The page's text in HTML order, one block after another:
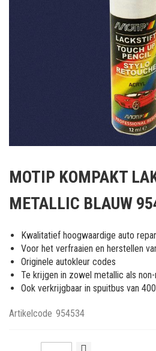
het
van
afbeeldingen-
gallerij
MOTIP KOMPAKT
METALLIC BLAUW
Kwalitatief hoogwaardige auto
Voor het verfraaien en herstellen
Originele autokleur codes
Te krijgen in zowel metallic als
Ook verkrijgbaar in spuitbus van
Artikelcode 954534